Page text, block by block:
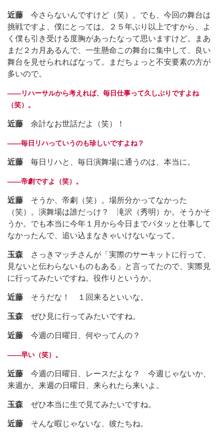
近藤 今さらないんですけど（笑）。でも、今回の舞台は
挑戦ですよ、僕にとっては。２５年ぶり以上ですから、よ
く僕も引き受ける度胸があったなって思いますけど。まあ
まだ２カ月あるんで、一生懸命この舞台に集中して、良い
舞台を見せられればなって。まだちょっと不安要素の方が
多いので。
――リハーサルから考えれば、毎日仕事って久しぶりですよね
（笑）。
近藤 余計なお世話だよ（笑）！
――毎日リハっていうのも珍しいですよね？
近藤 毎日リハと、毎日演舞場に通うのは、本当に。
――帝劇ですよ（笑）。
近藤 そうか、帝劇（笑）。場所分かってなかった
（笑）。演舞場は誰だっけ？ 滝沢（秀明）か。そうかそ
うか。でも本当に今年１月から今日までパタッと仕事して
なかったんで、追い込まなきゃいけないなって。
玉森 さっきマッチさんが「実際のサーキットに行って、
見ないと伝わらないものもある」と言ってたので、実際見
に行ってみたいですね。役作りというか。
近藤 そうだな！ １回来るといいな。
玉森 ぜひ見に行ってみたいですね。
近藤 今週の日曜日、何やってんの？
――早い（笑）。
近藤 今週の日曜日、レースだよな？ 今週じゃないか、
来週か。来週の日曜日、来られたら来いよ。
玉森 ぜひ本当に生で見てみたいですね。
近藤 そんな暇じゃないな、彼たちね。